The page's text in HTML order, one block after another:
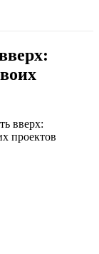
вверх:
проектов